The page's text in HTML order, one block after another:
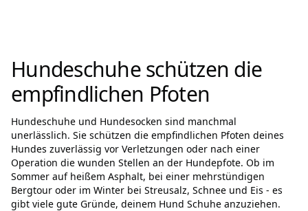
Hundeschuhe schützen die
empfindlichen Pfoten
Hundeschuhe und Hundesocken sind manchmal
unerlässlich. Sie schützen die empfindlichen Pfoten deines
Hundes zuverlässig vor Verletzungen oder nach einer
Operation die wunden Stellen an der Hundepfote. Ob im
Sommer auf heißem Asphalt, bei einer mehrstündigen
Bergtour oder im Winter bei Streusalz, Schnee und Eis - es
gibt viele gute Gründe, deinem Hund Schuhe anzuziehen.